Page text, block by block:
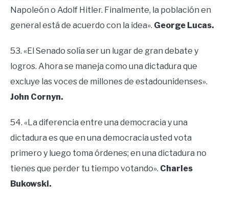
Napoleón o Adolf Hitler. Finalmente, la población en
general está de acuerdo con la idea». George Lucas.
53. «El Senado solía ser un lugar de gran debate y
logros. Ahora se maneja como una dictadura que
excluye las voces de millones de estadounidenses».
John Cornyn.
54. «La diferencia entre una democracia y una
dictadura es que en una democracia usted vota
primero y luego toma órdenes; en una dictadura no
tienes que perder tu tiempo votando». Charles
Bukowski.